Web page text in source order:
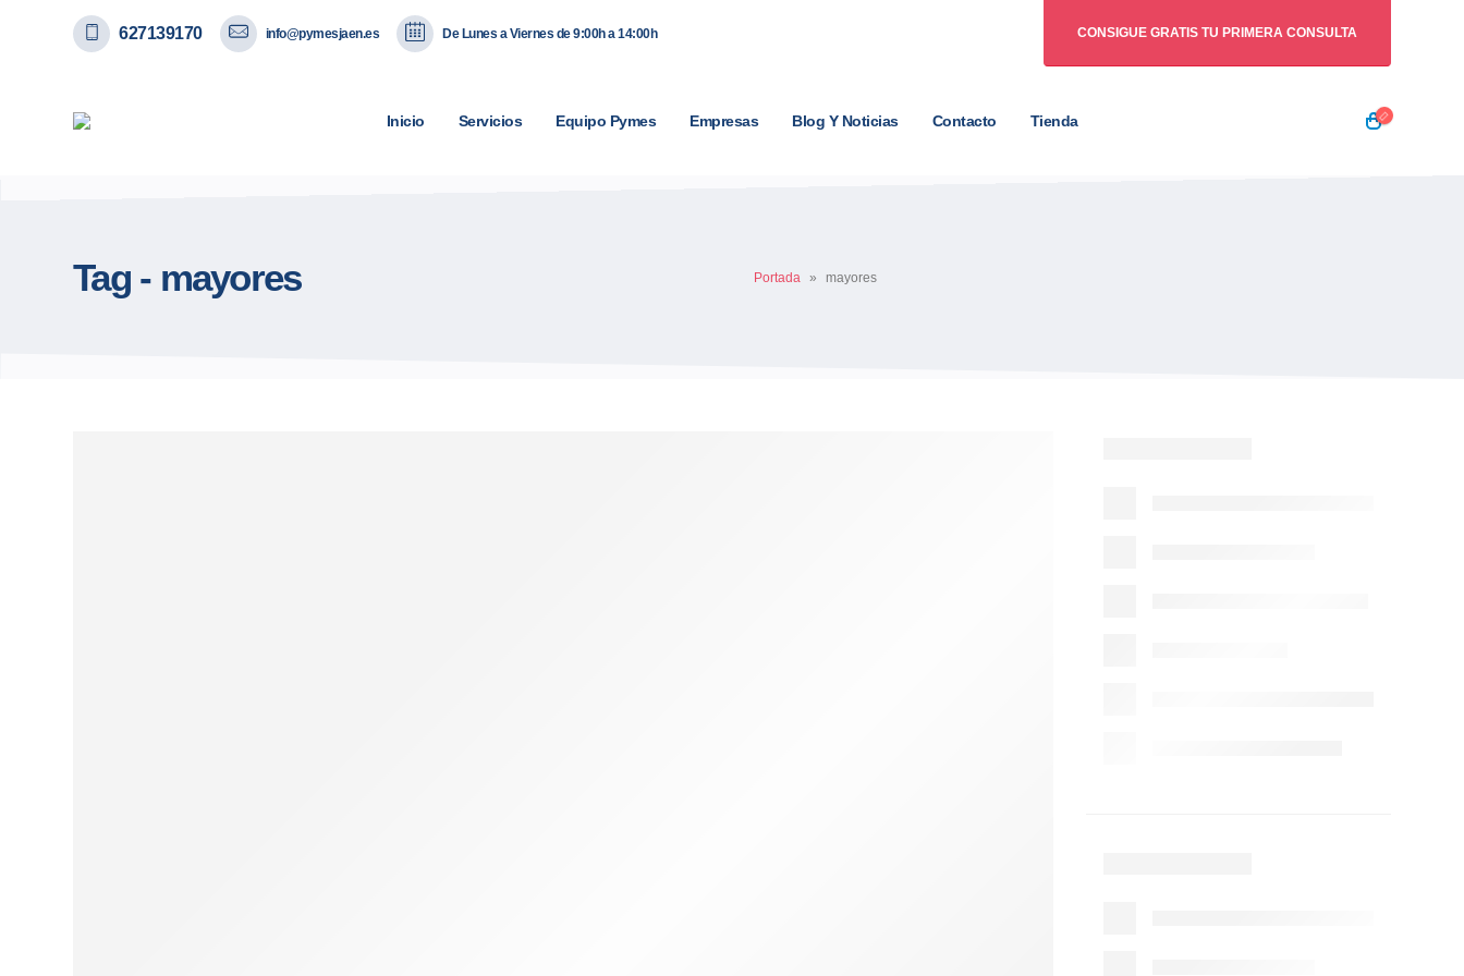
627139170 info@pymesjaen.es De Lunes a Viernes de 9:00h a 14:00h CONSIGUE GRATIS TU PRIMERA CONSULTA
Inicio Servicios Equipo Pymes Empresas Blog Y Noticias Contacto Tienda
Tag - mayores Portada » mayores